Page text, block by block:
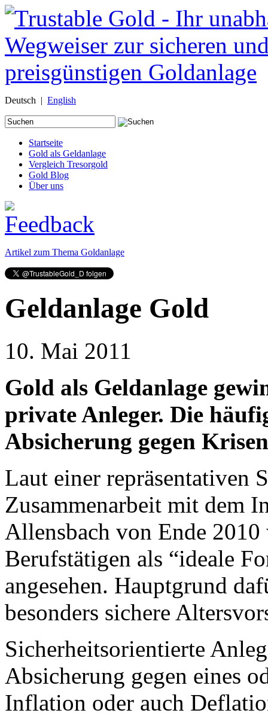
Deutsch | English
Suche
nach:
Startseite
Gold als Geldanlage
Vergleich Tresorgold
Gold Blog
Über uns
Artikel zum Thema Goldanlage
Geldanlage Gold
10. Mai 2011
Gold als Geldanlage
private Anleger. Die
Absicherung gegen
Laut einer repräsentativen
Zusammenarbeit mit dem
Allensbach von Ende
Berufstätigen als “ideale
angesehen. Hauptgrund
besonders sichere
Sicherheitsorientierte
Absicherung gegen eines
Inflation oder auch